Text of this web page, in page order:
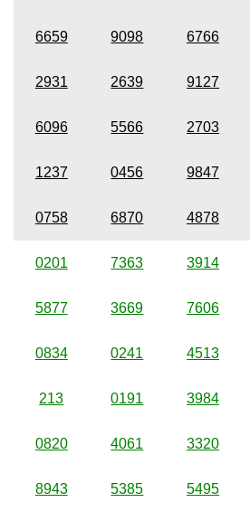
6659 9098 6766
2931 2639 9127
6096 5566 2703
1237 0456 9847
0758 6870 4878
0201 7363 3914
5877 3669 7606
0834 0241 4513
213 0191 3984
0820 4061 3320
8943 5385 5495